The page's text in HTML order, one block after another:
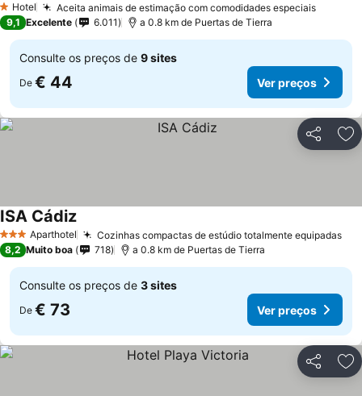
1 Estrelas
Hotel Aceita animais de estimação com comodidades especiaisVer
9,1 Excelente 6.011 a 0.8 km de Puertas de Tierra
Consulte os preços de 9 sites
De € 44 Ver preços
Partilhar
3 EstrelasAparthotel Cozinhas compactas de estúdio totalmente equipadas
ISA CádizVer preços
8,2 Muito boa 718 a 0.8 km de Puertas de Tierra
Consulte os preços de 3 sites
De € 73 Ver preços
Partilhar